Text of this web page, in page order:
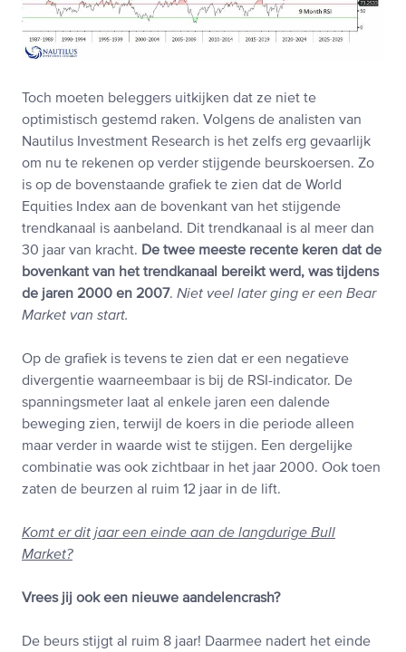
Toch moeten beleggers uitkijken dat ze niet te
optimistisch gestemd raken. Volgens de analisten van
Nautilus Investment Research is het zelfs erg gevaarlijk
om nu te rekenen op verder stijgende beurskoersen. Zo
is op de bovenstaande grafiek te zien dat de World
Equities Index aan de bovenkant van het stijgende
trendkanaal is aanbeland. Dit trendkanaal is al meer dan
30 jaar van kracht. De twee meeste recente keren dat de
bovenkant van het trendkanaal bereikt werd, was tijdens
de jaren 2000 en 2007. Niet veel later ging er een Bear
Market van start.
Op de grafiek is tevens te zien dat er een negatieve
divergentie waarneembaar is bij de RSI-indicator. De
spanningsmeter laat al enkele jaren een dalende
beweging zien, terwijl de koers in die periode alleen
maar verder in waarde wist te stijgen. Een dergelijke
combinatie was ook zichtbaar in het jaar 2000. Ook toen
zaten de beurzen al ruim 12 jaar in de lift.
Komt er dit jaar een einde aan de langdurige Bull
Market?
Vrees jij ook een nieuwe aandelencrash?
De beurs stijgt al ruim 8 jaar! Daarmee nadert het einde